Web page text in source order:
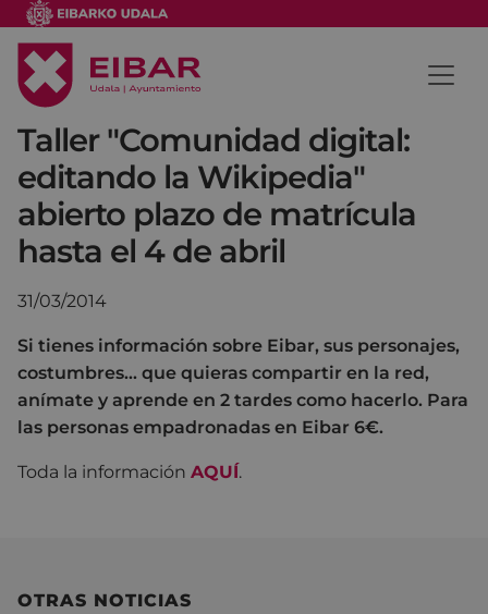
Taller "Comunidad digital:
editando la Wikipedia"
abierto plazo de matrícula
hasta el 4 de abril
31/03/2014
Si tienes información sobre Eibar, sus personajes,
costumbres... que quieras compartir en la red,
anímate y aprende en 2 tardes como hacerlo. Para
las personas empadronadas en Eibar 6€.
Toda la información AQUÍ.
OTRAS NOTICIAS